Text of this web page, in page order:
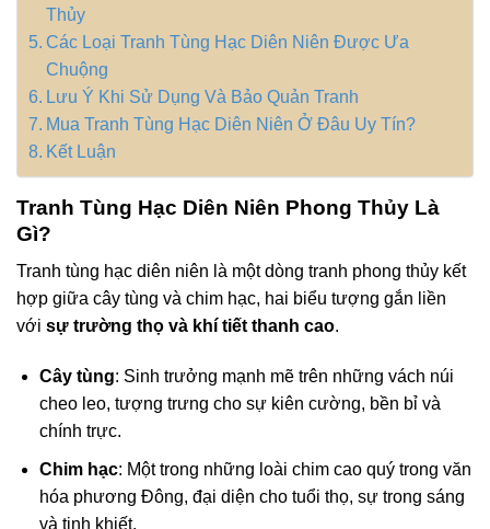
Thủy
Các Loại Tranh Tùng Hạc Diên Niên Được Ưa
Chuộng
Lưu Ý Khi Sử Dụng Và Bảo Quản Tranh
Mua Tranh Tùng Hạc Diên Niên Ở Đâu Uy Tín?
Kết Luận
Tranh Tùng Hạc Diên Niên Phong Thủy Là
Gì?
Tranh tùng hạc diên niên là một dòng tranh phong thủy kết
hợp giữa cây tùng và chim hạc, hai biểu tượng gắn liền
với sự trường thọ và khí tiết thanh cao.
Cây tùng: Sinh trưởng mạnh mẽ trên những vách núi
cheo leo, tượng trưng cho sự kiên cường, bền bỉ và
chính trực.
Chim hạc: Một trong những loài chim cao quý trong văn
hóa phương Đông, đại diện cho tuổi thọ, sự trong sáng
và tinh khiết.